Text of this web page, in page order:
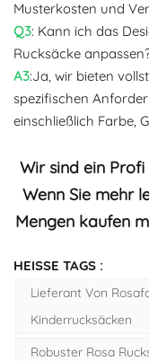
Musterkosten und
Q3: Kann ich das
Rucksäcke
A3:Ja, wir bieten
spezifischen
einschließlich Farbe,
Wir sind ein Profi
Wenn Sie mehr
Mengen kaufen
HEISSE TAGS :
Lieferant Von
Kinderrucksäcken
Robuster Rosa